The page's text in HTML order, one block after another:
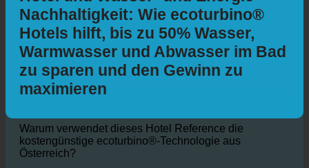
Hotel und Wasser- und Energie-
Nachhaltigkeit: Wie ecoturbino®
Hotels hilft, bis zu 50% Wasser,
Warmwasser und Abwasser im Bad
zu sparen und den Gewinn zu
Warum verwendet dieses Hotel Reference die
kostengünstige ecoturbino®-Technologie aus